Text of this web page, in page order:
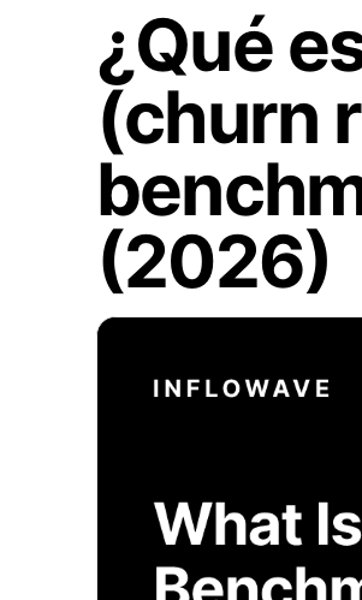
¿Qué
(churn
(2026)